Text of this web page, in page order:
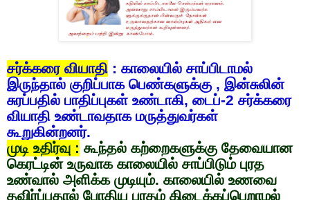
சர்க்கரை வியாதி : காலையில் சாப்பிடாமல்
இருந்தால் குறிப்பாக பெண்களுக்கு , இன்சுலின்
சுரப்பதில் பாதிப்புகள் உண்டாகி, டைப்-2 சர்க்கரை
வியாதி உண்டாவதாக மருத்துவர்கள்
கூறுகின்றனர்.
முடி உதிர்வு : கூந்தல் கற்றைகளுக்கு தேவையான
கெரட்டின் உருவாக காலையில் சாப்பிடும் புரத
உண்வால் அளிக்க முடியும். காலையில் உணவை
தவிர்ப்பதால் போதிய புரதம் கிடைக்கப்பெறாமல்